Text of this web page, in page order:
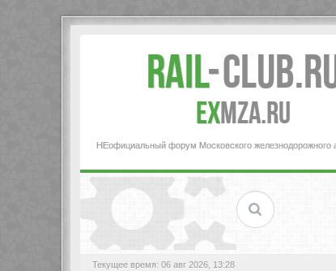
Rail-
exMZA.RU
НЕофициальный форум Московского железнодорожного
Текущее время: 06 авг 2026, 13:28